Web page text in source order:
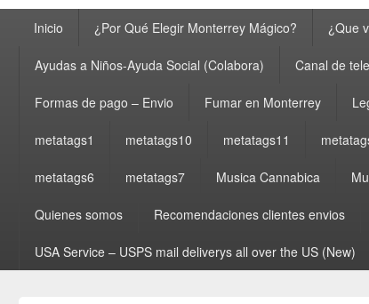
principalInicio ¿Por Qué Elegir Monterrey Mágico? ¿Que
Ayudas a Niños-Ayuda Social (Colabora) Canal de
Formas de pago – Envio Fumar en Monterrey
metatags1 metatags10 metatags11
metatags6 metatags7 Musica Cannabica
Quienes somos Recomendaciones clientes envios
USA Service – USPS mail deliverys all over the US (New)